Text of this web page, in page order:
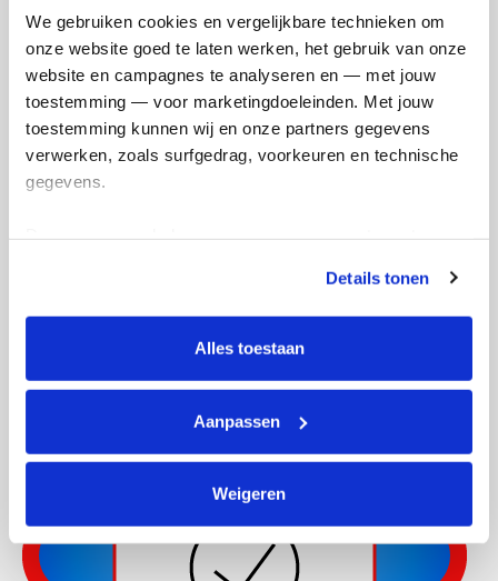
We gebruiken cookies en vergelijkbare technieken om
onze website goed te laten werken, het gebruik van onze
website en campagnes te analyseren en — met jouw
toestemming — voor marketingdoeleinden. Met jouw
toestemming kunnen wij en onze partners gegevens
verwerken, zoals surfgedrag, voorkeuren en technische
gegevens.
tonen. Je kunt je toestemming op elk moment wijzigen of
intrekken via Cookie instellingen onderaan de pagina. De
lijst met cookies is te vinden in het tabblad “details”.
Details tonen
Alles toestaan
Aanpassen
Weigeren
282
kms